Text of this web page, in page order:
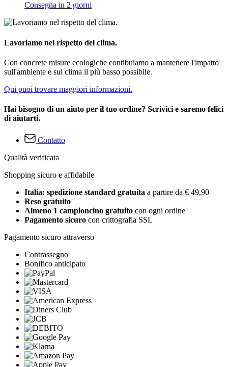
Consegna in 2 giorni
Lavoriamo nel rispetto del clima.
Con concrete misure ecologiche contibuiamo a mantenere l'impatto
sull'ambiente e sul clima il più basso possibile.
Qui puoi trovare maggiori informazioni.
Hai bisogno di un aiuto per il tuo ordine? Scrivici e saremo felici
di aiutarti.
Contatto
Qualità verificata
Shopping sicuro e affidabile
Italia: spedizione standard gratuita a partire da € 49,90
Reso gratuito
Almeno 1 campioncino gratuito con ogni ordine
Pagamento sicuro con crittografia SSL
Pagamento sicuro attraverso
Contrassegno
Bonifico anticipato